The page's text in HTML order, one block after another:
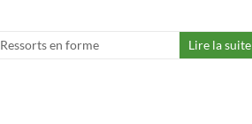
Ressorts en forme Lire la suite